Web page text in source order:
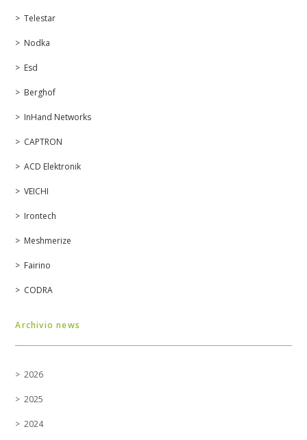
Telestar
Nodka
Esd
Berghof
InHand Networks
CAPTRON
ACD Elektronik
VEICHI
Irontech
Meshmerize
Fairino
CODRA
Archivio news
2026
2025
2024